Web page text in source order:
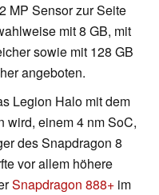
MP Sensor zur Seite
mit 8 GB, mit
sowie mit 128 GB
angeboten.
Legion Halo mit dem
wird, einem 4 nm SoC,
des Snapdragon 8
vor allem höhere
Snapdragon 888+ im